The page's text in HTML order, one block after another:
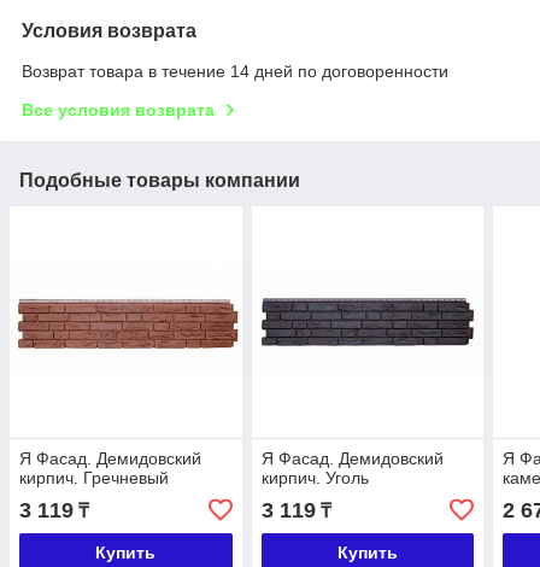
Условия возврата
Возврат товара в течение 14 дней по договоренности
Все условия возврата
Подобные товары компании
Я Фасад. Демидовский
кирпич. Гречневый
3 119 ₸
Купить
Я Фасад. Демидовский
кирпич. Уголь
3 119₸
Купить
Я
2